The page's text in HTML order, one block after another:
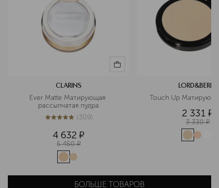
CLARINS
Ever Matte Матирующая
рассыпчатая пудра
5из 5309 (309)
4 632 ¤
5 450 ¤
LORD&BERRY
2 331 ¤
3 330 ¤
БОЛЬШЕ ТОВАРОВ